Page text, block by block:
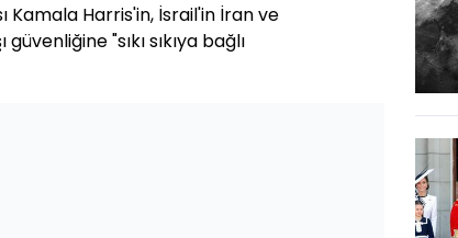
Kamala Harris'in, İsrail'in İran ve
"sıkı sıkıya bağlı